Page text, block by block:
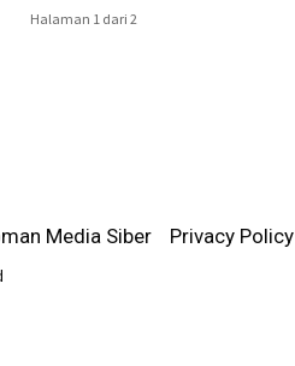
Halaman 1 dari 2
Media Siber Privacy Policy